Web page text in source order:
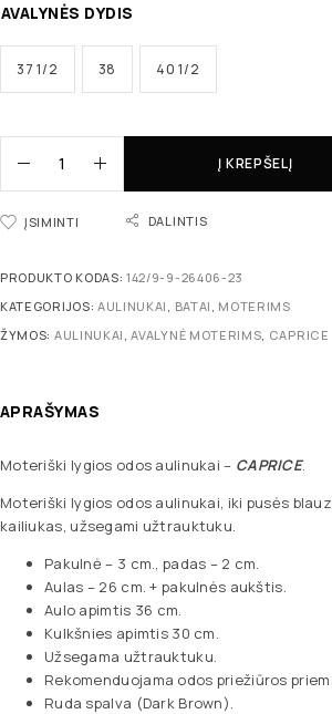
AVALYNĖS DYDIS
37 1/2 38 40 1/2
Į KREPŠELĮ
ĮSIMINTI DALINTIS
PRODUKTO KODAS: 142/9-9-26406-23
KATEGORIJOS: AULINUKAI BATAI MOTERIMS
ŽYMOS: AULINUKAI ,AVALYNĖ MOTERIMS CAPRICE
APRAŠYMAS
Moteriški lygios odos aulinukai – CAPRICE.
Moteriški lygios odos aulinukai, iki pusės
kailiukas, užsegami užtrauktuku.
Pakulnė – 3 cm., padas – 2 cm.
Aulas – 26 cm. + pakulnės aukštis.
Aulo apimtis 36 cm.
Kulkšnies apimtis 30 cm.
Užsegama užtrauktuku.
Rekomenduojama odos priežiūros
Ruda spalva (Dark Brown).